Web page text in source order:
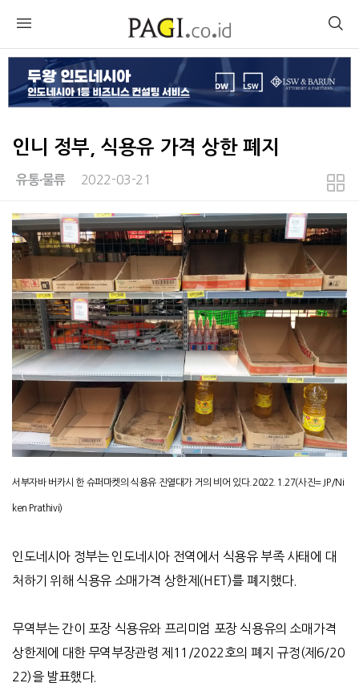
인니 정부, 식용유 가격 상한 폐지
유통∙물류 2022-03-21
본문
서부자바 버카시 한 슈퍼마켓의 식용유 진열대가 거의 비어 있다.2022.1.27(사진= JP/Ni
ken Prathivi)
인도네시아 정부는 인도네시아 전역에서 식용유 부족 사태에 대
처하기 위해 식용유 소매가격 상한제(HET)를 폐지했다.
무역부는 간이 포장 식용유와 프리미엄 포장 식용유의 소매가격
상한제에 대한 무역부장관령 제11/2022호의 폐지 규정(제6/20
22)을 발표했다.